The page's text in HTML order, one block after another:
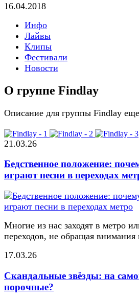
16.04.2018
Инфо
Лайвы
Клипы
Фестивали
Новости
О группе Findlay
Описание для группы Findlay
21.03.26
Бедственное положение:
играют песни в переходах
Многие из нас заходят в метро
переходов, не обращая
17.03.26
Скандальные звёзды: на
порочные?